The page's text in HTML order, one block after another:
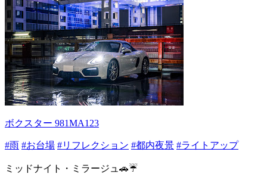
ボクスター 981MA123
#雨 #お台場 #リフレクション #都内夜景 #ライトアップ
ミッドナイト・ミラージュ🚗☔️